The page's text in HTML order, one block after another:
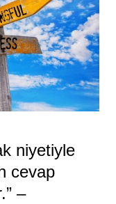
niyetiyle
cevap
–